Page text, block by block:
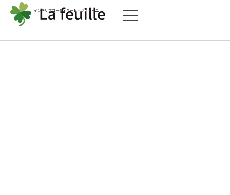
インテリアコーディネート・ラフィーユ